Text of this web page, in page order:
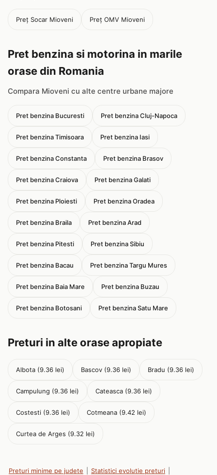
Preț Socar Mioveni Preț OMV Mioveni
Pret benzina si motorina in marile
orase din Romania
Compara Mioveni cu alte centre urbane majore
Pret benzina Bucuresti Pret benzina Cluj-Napoca
Pret benzina Timisoara Pret benzina Iasi
Pret benzina Constanta Pret benzina Brasov
Pret benzina Craiova Pret benzina Galati
Pret benzina Ploiesti Pret benzina Oradea
Pret benzina Braila Pret benzina Arad
Pret benzina Pitesti Pret benzina Sibiu
Pret benzina Bacau Pret benzina Targu Mures
Pret benzina Baia Mare Pret benzina Buzau
Pret benzina Botosani Pret benzina Satu Mare
Preturi in alte orase apropiate
Albota (9.36 lei) Bascov (9.36 lei) Bradu (9.36 lei)
Campulung (9.36 lei) Cateasca (9.36 lei)
Costesti (9.36 lei) Cotmeana (9.42 lei)
Curtea de Arges (9.32 lei)
Preturi minime pe judete Statistici evolutie preturi